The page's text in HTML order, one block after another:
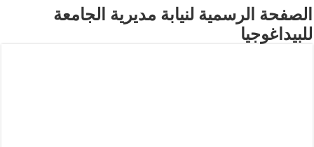
الصفحة الرسمية لنيابة مديرية الجامعة
للبيداغوجيا